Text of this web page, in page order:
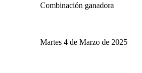
Combinación ganadora
Martes 4 de Marzo de 2025